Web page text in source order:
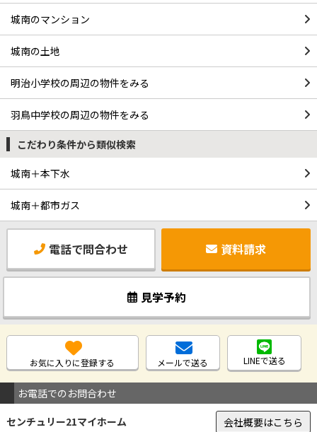
城南のマンション
城南の土地
明治小学校の周辺の物件をみる
羽鳥中学校の周辺の物件をみる
こだわり条件から類似検索
城南＋本下水
城南＋都市ガス
電話で問合わせ 資料請求
見学予約
お気に入りに登録する メールで送る LINEで送る
お電話でのお問合わせ
センチュリー21マイホーム
会社概要はこちら